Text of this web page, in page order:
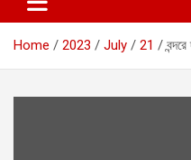
Home 2023 July 21